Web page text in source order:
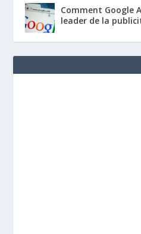
Comment Google
leader de la